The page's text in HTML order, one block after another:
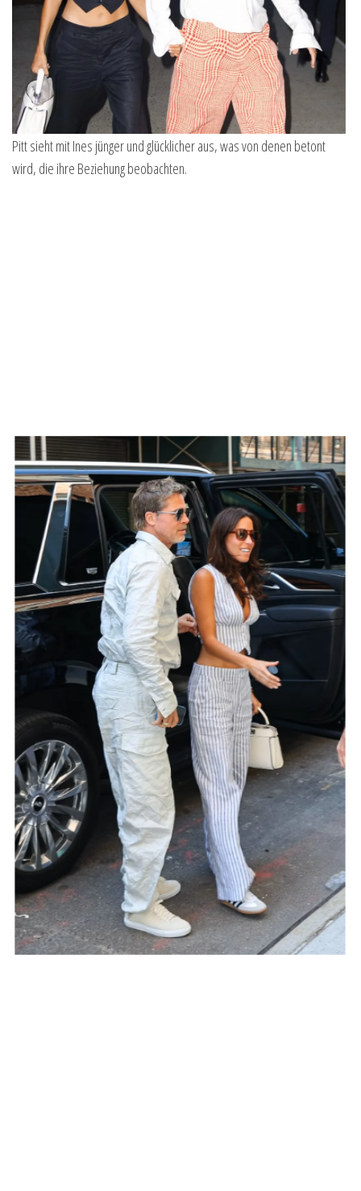
Pitt sieht mit Ines jünger und glücklicher aus, was von denen betont
wird, die ihre Beziehung beobachten.